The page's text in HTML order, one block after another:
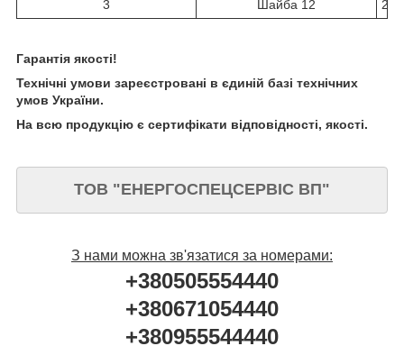
3 Шайба 12 2
Гарантія якості!
Технічні умови зареєстровані в єдиній базі технічних
умов України.
На всю продукцію є сертифікати відповідності, якості.
ТОВ "ЕНЕРГОСПЕЦСЕРВІС ВП"
З нами можна зв'язатися за номерами:
+380505554440
+380671054440
+380955544440